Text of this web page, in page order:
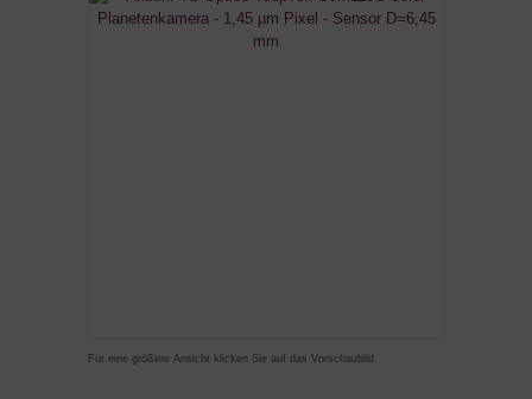
Für eine größere Ansicht klicken Sie auf das Vorschaubild